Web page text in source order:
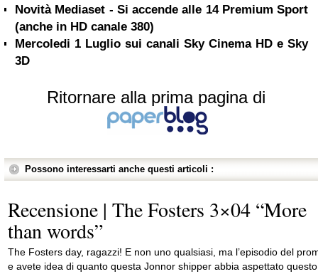
Novità Mediaset - Si accende alle 14 Premium Sport
(anche in HD canale 380)
Mercoledi 1 Luglio sui canali Sky Cinema HD e Sky
3D
Ritornare alla prima pagina di
Possono interessarti anche questi articoli :
Recensione | The Fosters 3×04 “More
than words”
The Fosters day, ragazzi! E non uno qualsiasi, ma l’episodio del
e avete idea di quanto questa Jonnor shipper abbia aspettato questo